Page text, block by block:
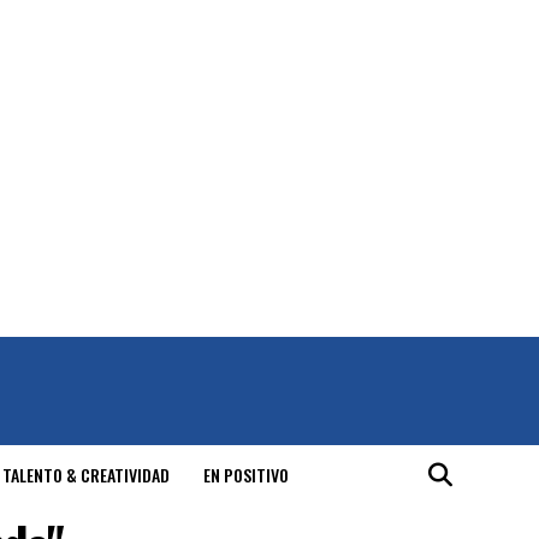
& CREATIVIDAD EN POSITIVO